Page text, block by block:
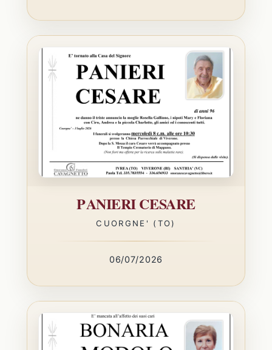
PANIERI CESARE
CUORGNE' (TO)
06/07/2026